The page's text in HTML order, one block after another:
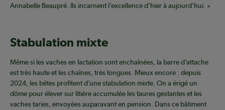
Annabelle Beaupré. Ils incarnent l’excellence d’hier à aujourd’hui. »
Stabulation mixte
Même si les vaches en lactation sont enchaînées, la barre d’attache
est très haute et les chaînes, très longues. Mieux encore : depuis
2024, les bêtes profitent d’une stabulation mixte. On a érigé un
dôme pour élever sur litière accumulée les taures gestantes et les
vaches taries, envoyées auparavant en pension. Dans ce bâtiment